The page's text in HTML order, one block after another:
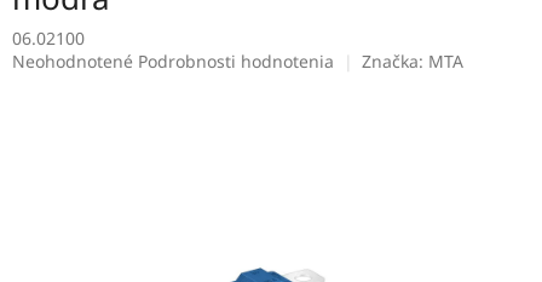
06.02100
Priemerné
Neohodnotené Podrobnosti hodnotenia Značka: MTA